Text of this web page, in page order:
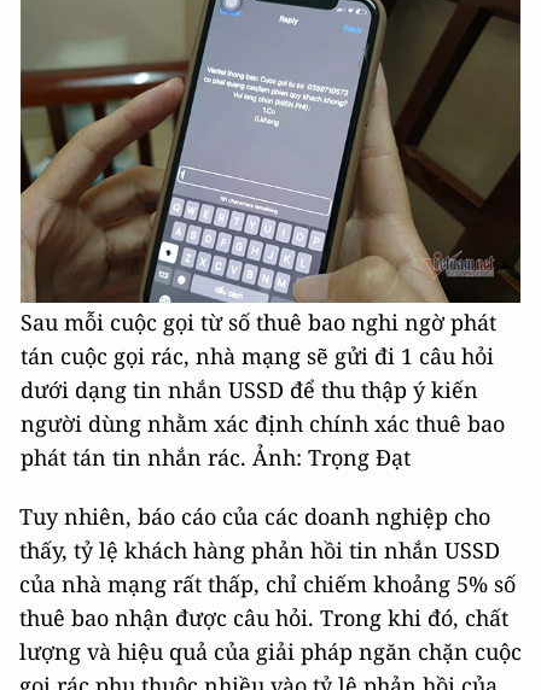
Sau mỗi cuộc gọi từ số thuê bao nghi ngờ phát
tán cuộc gọi rác, nhà mạng sẽ gửi đi 1 câu hỏi
dưới dạng tin nhắn USSD để thu thập ý kiến
người dùng nhằm xác định chính xác thuê bao
phát tán tin nhắn rác. Ảnh: Trọng Đạt
Tuy nhiên, báo cáo của các doanh nghiệp cho
thấy, tỷ lệ khách hàng phản hồi tin nhắn USSD
của nhà mạng rất thấp, chỉ chiếm khoảng 5% số
thuê bao nhận được câu hỏi. Trong khi đó, chất
lượng và hiệu quả của giải pháp ngăn chặn cuộc